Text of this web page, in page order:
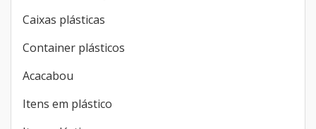
Caixas plásticas
Container plásticos
Acacabou
Itens em plástico